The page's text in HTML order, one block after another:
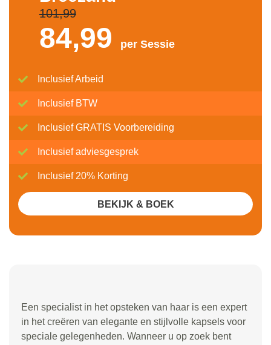
Een specialist in het opsteken van haar is een expert
in het creëren van elegante en stijlvolle kapsels voor
speciale gelegenheden. Wanneer u op zoek bent
101,99
84,99 per Sessie
Inclusief Arbeid
Inclusief BTW
Inclusief GRATIS Voorbereiding
Inclusief adviesgesprek
Inclusief 20% Korting
BEKIJK & BOEK